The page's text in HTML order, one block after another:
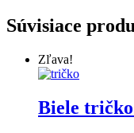
Súvisiace
Zľava!
Biele